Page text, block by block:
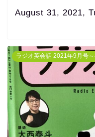
August 31, 2021,
ラジオ英会話 2021年9月号